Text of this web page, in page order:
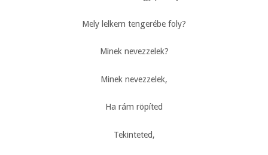
Mely lelkem tengerébe foly?
Minek nevezzelek?
Minek nevezzelek,
Ha rám röpíted
Tekinteted,